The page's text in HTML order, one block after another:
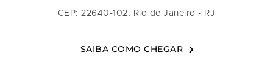
CEP: 22640-102, Rio de Janeiro - RJ
SAIBA COMO CHEGAR